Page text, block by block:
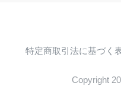
特定商取引法に基づく
Copyright